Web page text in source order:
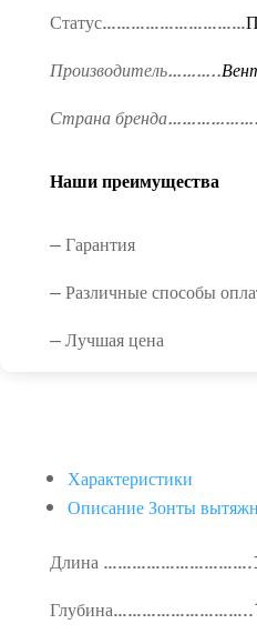
Статус…………………………
Производитель………..
Страна бренда……………….
Наши преимущества
— Гарантия
— Различные способы
— Лучшая цена
Характеристики
Описание Зонты
Длина